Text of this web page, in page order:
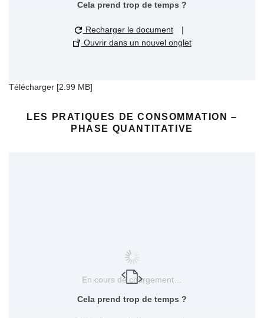
Cela prend trop de temps ?
Recharger le document
|
Ouvrir dans un nouvel onglet
Télécharger [2.99 MB]
LES PRATIQUES DE CONSOMMATION –
PHASE QUANTITATIVE
En cours de chargement…
Cela prend trop de temps ?